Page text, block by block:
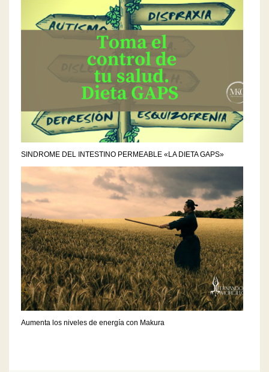
SINDROME DEL INTESTINO PERMEABLE «LA DIETA GAPS»
Aumenta los niveles de energía con Makura